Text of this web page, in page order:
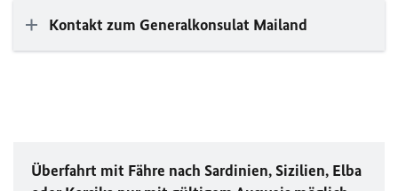
Kontakt zum Generalkonsulat Mailand
Überfahrt mit Fähre nach Sardinien, Sizilien, Elba